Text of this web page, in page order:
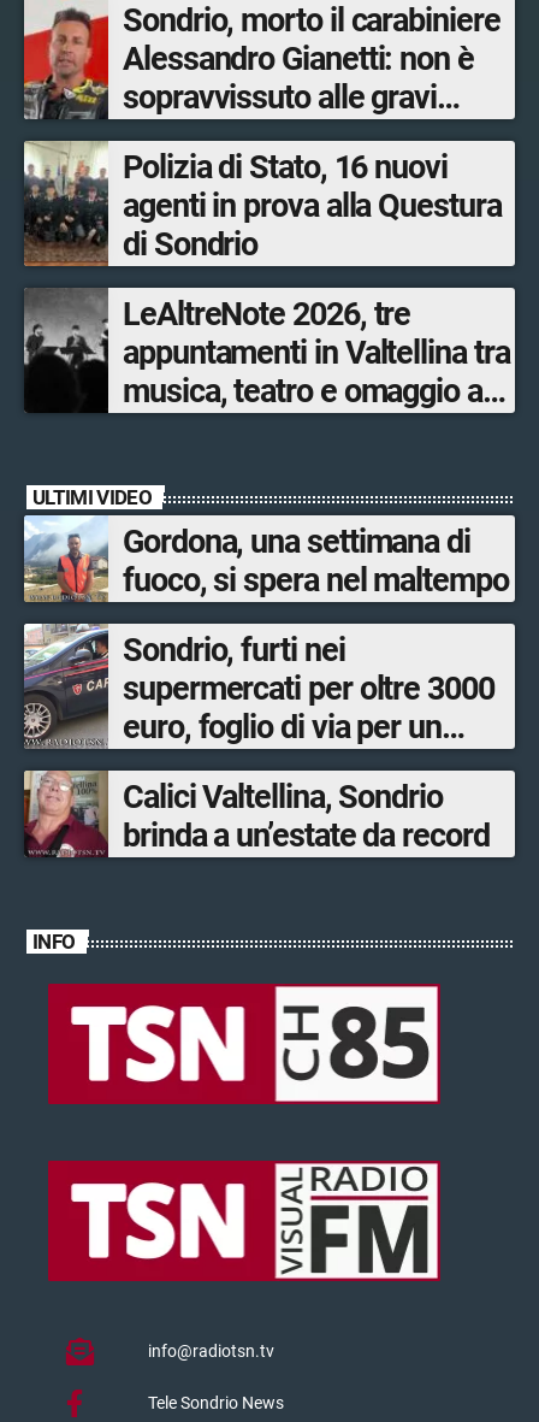
Sondrio, morto il carabiniere
Alessandro Gianetti: non è
sopravvissuto alle gravi
ustioni
Polizia di Stato, 16 nuovi
agenti in prova alla Questura
di Sondrio
LeAltreNote 2026, tre
appuntamenti in Valtellina tra
musica, teatro e omaggio a
ULTIMI VIDEO
Gordona, una settimana di
fuoco, si spera nel maltempo
Sondrio, furti nei
supermercati per oltre 3000
euro, foglio di via per un
ventinovenne
Calici Valtellina, Sondrio
brinda a un’estate da record
INFO
info@radiotsn.tv
Tele Sondrio News